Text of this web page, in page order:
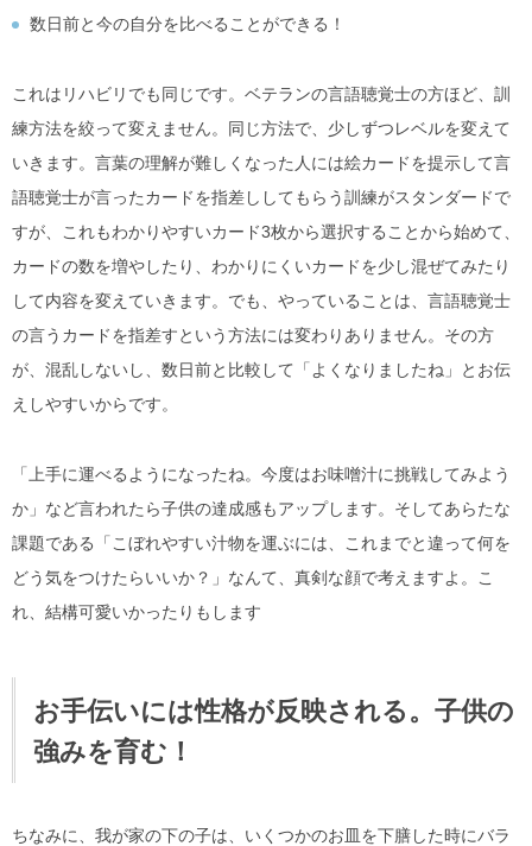
数日前と今の自分を比べることができる！
これはリハビリでも同じです。ベテランの言語聴覚士の方ほど、訓
練方法を絞って変えません。同じ方法で、少しずつレベルを変えて
いきます。言葉の理解が難しくなった人には絵カードを提示して言
語聴覚士が言ったカードを指差ししてもらう訓練がスタンダードで
すが、これもわかりやすいカード3枚から選択することから始めて、
カードの数を増やしたり、わかりにくいカードを少し混ぜてみたり
して内容を変えていきます。でも、やっていることは、言語聴覚士
の言うカードを指差すという方法には変わりありません。その方
が、混乱しないし、数日前と比較して「よくなりましたね」とお伝
えしやすいからです。
「上手に運べるようになったね。今度はお味噌汁に挑戦してみよう
か」など言われたら子供の達成感もアップします。そしてあらたな
課題である「こぼれやすい汁物を運ぶには、これまでと違って何を
どう気をつけたらいいか？」なんて、真剣な顔で考えますよ。こ
れ、結構可愛いかったりもします
お手伝いには性格が反映される。子供の
強みを育む！
ちなみに、我が家の下の子は、いくつかのお皿を下膳した時にバラ